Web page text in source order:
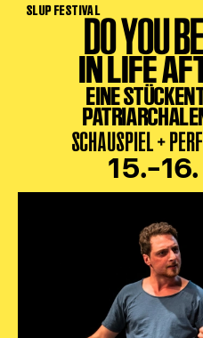
SLUP FESTIVALDO YOU
IN LIFE
EINE
SCHAUSPIEL +